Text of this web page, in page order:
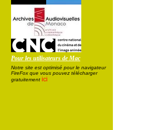
Pour les utilisateurs de Mac
Notre site est optimisé pour le navigateur
FireFox que vous pouvez télécharger
gratuitement ici